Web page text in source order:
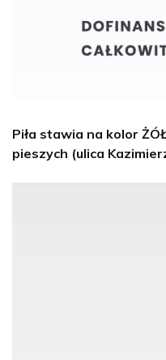
Piła stawia na kolor
pieszych (ulica